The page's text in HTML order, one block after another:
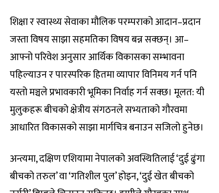
शिक्षा र स्वास्थ्य सेवाका मौलिक परम्पराको आदान–प्रदान
जस्ता विषय साझा सहमतिका विषय बन्न सक्छन्। आ–
आफ्नो परिवेश अनुसार आर्थिक विकासका सम्भावना
पहिल्याउन र पारस्परिक हितमा व्यापार विनिमय गर्न पनि
यस्तो मञ्चले प्रभावकारी भूमिका निर्वाह गर्न सक्छ। मूलत: यी
मुलुकहरू बीचको क्षेत्रीय संगठनले सभ्यताको गौरवमा
आधारित विकासको साझा मार्गचित्र बनाउन सजिलो हुनेछ।
अन्त्यमा, दक्षिण एशियामा नेपालको अवस्थितिलाई ‘दुई ढुंगा
बीचको तरुल’ वा ‘गतिशील पुल’ होइन, ‘दुई खेत बीचको